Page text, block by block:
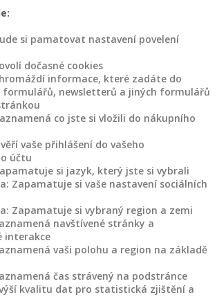
si pamatovat nastavení povelení
dočasné cookies
informace, které zadáte do
newsletterů a jiných formulářů
co jste si vložili do nákupního
vaše přihlášení do vašeho
účtu
si jazyk, který jste si vybrali
Zapamatuje si vaše nastavení sociálních
Zapamatuje si vybraný region a zemi
navštívené stránky a
interakce
vaši polohu a region na základě
čas strávený na podstránce
kvalitu dat pro statistická zjištění a